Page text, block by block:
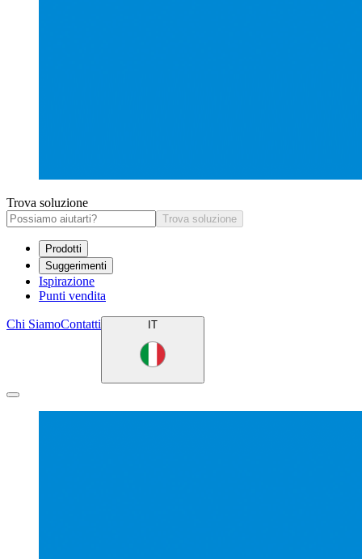
Trova soluzione
Trova soluzione
Prodotti
Suggerimenti
Ispirazione
Punti vendita
Chi SiamoContatti IT